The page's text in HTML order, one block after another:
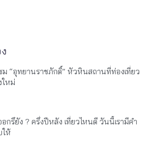
ม “อุทยานราชภักดิ์” หัวหินสถานที่ท่องเที่ยว
หม่
กรึยัง ? ครึ่งปีหลัง เที่ยวไหนดี วันนี้เรามีคำ
ห้